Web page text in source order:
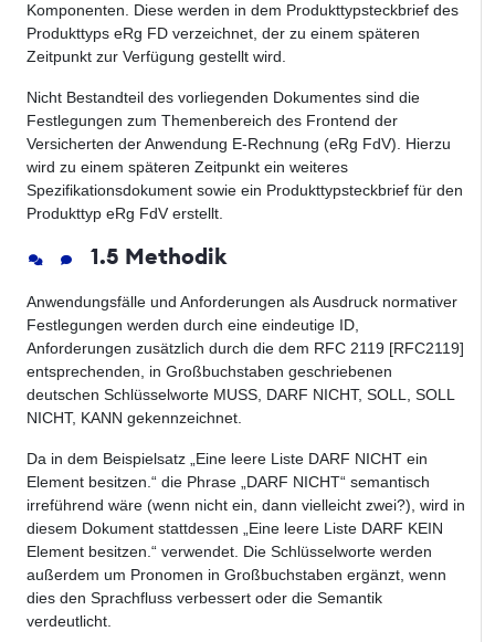
Komponenten. Diese werden in dem Produkttypsteckbrief des
Produkttyps eRg FD verzeichnet, der zu einem späteren
Zeitpunkt zur Verfügung gestellt wird.
Nicht Bestandteil des vorliegenden Dokumentes sind die
Festlegungen zum Themenbereich des Frontend der
Versicherten der Anwendung E-Rechnung (eRg FdV). Hierzu
wird zu einem späteren Zeitpunkt ein weiteres
Spezifikationsdokument sowie ein Produkttypsteckbrief für den
Produkttyp eRg FdV erstellt.
1.5 Methodik
Anwendungsfälle und Anforderungen als Ausdruck normativer
Festlegungen werden durch eine eindeutige ID,
Anforderungen zusätzlich durch die dem RFC 2119 [RFC2119]
entsprechenden, in Großbuchstaben geschriebenen
deutschen Schlüsselworte MUSS, DARF NICHT, SOLL, SOLL
NICHT, KANN gekennzeichnet.
Da in dem Beispielsatz „Eine leere Liste DARF NICHT ein
Element besitzen.“ die Phrase „DARF NICHT“ semantisch
irreführend wäre (wenn nicht ein, dann vielleicht zwei?), wird in
diesem Dokument stattdessen „Eine leere Liste DARF KEIN
Element besitzen.“ verwendet. Die Schlüsselworte werden
außerdem um Pronomen in Großbuchstaben ergänzt, wenn
dies den Sprachfluss verbessert oder die Semantik
verdeutlicht.